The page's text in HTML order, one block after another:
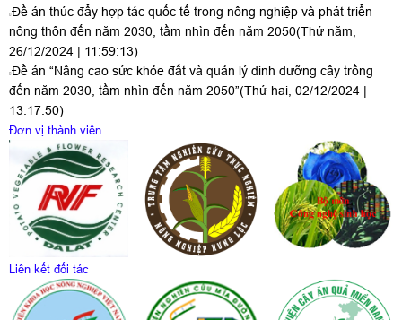
Đề án thúc đẩy hợp tác quốc tế trong nông nghiệp và phát triển
nông thôn đến năm 2030, tầm nhìn đến năm 2050(Thứ năm,
26/12/2024 | 11:59:13)
Đề án “Nâng cao sức khỏe đất và quản lý dinh dưỡng cây trồng
đến năm 2030, tầm nhìn đến năm 2050”(Thứ hai, 02/12/2024 |
13:17:50)
Đơn vị thành viên
Liên kết đối tác